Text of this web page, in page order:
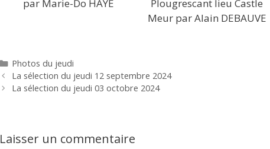
par Marie-Do HAYE
Plougrescant lieu Castle
Meur par Alain DEBAUVE
Catégories
Photos du jeudi
La sélection du jeudi 12 septembre 2024
La sélection du jeudi 03 octobre 2024
Laisser un commentaire